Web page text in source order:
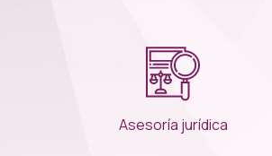
Asesoría jurídica